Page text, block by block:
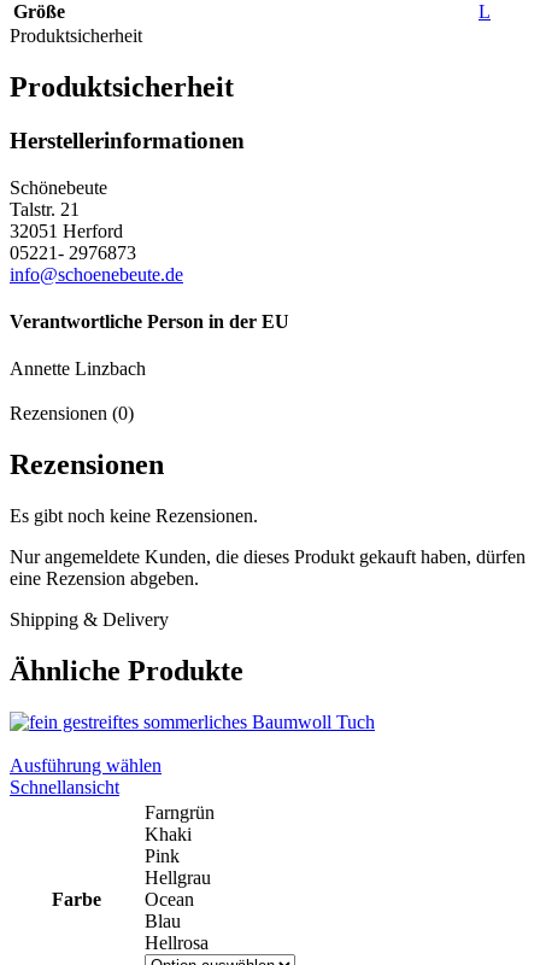
Größe
L
Produktsicherheit
Produktsicherheit
Herstellerinformationen
Schönebeute
Talstr. 21
32051 Herford
05221- 2976873
info@schoenebeute.de
Verantwortliche Person in der EU
Annette Linzbach
Rezensionen (0)
Rezensionen
Es gibt noch keine Rezensionen.
Nur angemeldete Kunden, die dieses Produkt gekauft haben, dürfen
eine Rezension abgeben.
Shipping & Delivery
Ähnliche Produkte
Ausführung wählen
weist
mehrere
Varianten
auf.
Die
Optionen
können
auf
Schnellansicht
Farbe
Farngrün
Khaki
Pink
Hellgrau
Ocean
Blau
Hellrosa